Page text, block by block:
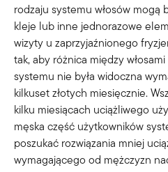
rodzaju systemu włosów mogą
kleje lub inne jednorazowe
wizyty u zaprzyjaźnionego
tak, aby różnica między
systemu nie była widoczna
kilkuset złotych miesięcznie.
kilku miesiącach uciążliwego
męska część użytkowników
poszukać rozwiązania mniej
wymagającego od mężczyzn